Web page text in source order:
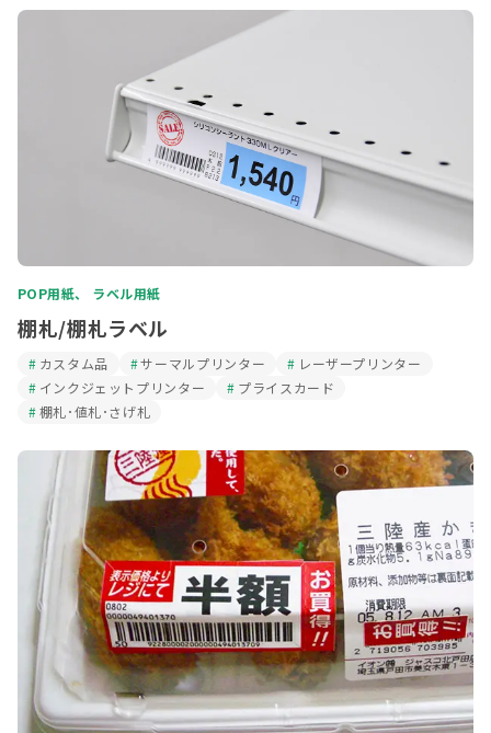
POP用紙、 ラベル用紙
棚札/棚札ラベル
カスタム品 サーマルプリンター
レーザープリンター
インクジェットプリンター
プライスカード
棚札･値札･さげ札